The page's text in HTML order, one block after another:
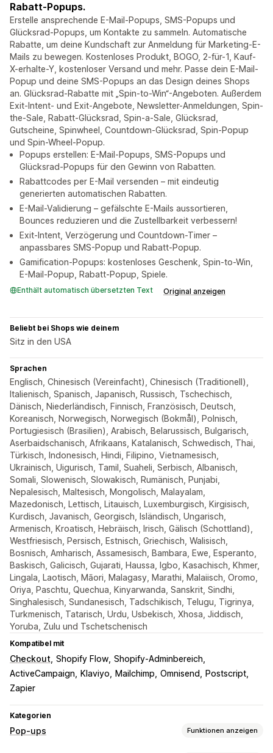
Rabatt-Popups.
Erstelle ansprechende E-Mail-Popups, SMS-Popups und
Glücksrad-Popups, um Kontakte zu sammeln. Automatische
Rabatte, um deine Kundschaft zur Anmeldung für Marketing-E-
Mails zu bewegen. Kostenloses Produkt, BOGO, 2-für-1, Kauf-
X-erhalte-Y, kostenloser Versand und mehr. Passe dein E-Mail-
Popup und deine SMS-Popups an das Design deines Shops
an. Glücksrad-Rabatte mit „Spin-to-Win“-Angeboten. Außerdem
Exit-Intent- und Exit-Angebote, Newsletter-Anmeldungen, Spin-
the-Sale, Rabatt-Glücksrad, Spin-a-Sale, Glücksrad,
Gutscheine, Spinwheel, Countdown-Glücksrad, Spin-Popup
und Spin-Wheel-Popup.
Popups erstellen: E-Mail-Popups, SMS-Popups und
Glücksrad-Popups für den Gewinn von Rabatten.
Rabattcodes per E-Mail versenden – mit eindeutig
generierten automatischen Rabatten.
E-Mail-Validierung – gefälschte E-Mails aussortieren,
Bounces reduzieren und die Zustellbarkeit verbessern!
Exit-Intent, Verzögerung und Countdown-Timer –
anpassbares SMS-Popup und Rabatt-Popup.
Gamification-Popups: kostenloses Geschenk, Spin-to-Win,
E-Mail-Popup, Rabatt-Popup, Spiele.
Enthält automatisch übersetzten Text Original anzeigen
Beliebt bei Shops wie deinem
Sitz in den USA
Sprachen
Englisch, Chinesisch (Vereinfacht), Chinesisch (Traditionell),
Italienisch, Spanisch, Japanisch, Russisch, Tschechisch,
Dänisch, Niederländisch, Finnisch, Französisch, Deutsch,
Koreanisch, Norwegisch, Norwegisch (Bokmål), Polnisch,
Portugiesisch (Brasilien), Arabisch, Belarussisch, Bulgarisch,
Aserbaidschanisch, Afrikaans, Katalanisch, Schwedisch, Thai,
Türkisch, Indonesisch, Hindi, Filipino, Vietnamesisch,
Ukrainisch, Uigurisch, Tamil, Suaheli, Serbisch, Albanisch,
Somali, Slowenisch, Slowakisch, Rumänisch, Punjabi,
Nepalesisch, Maltesisch, Mongolisch, Malayalam,
Mazedonisch, Lettisch, Litauisch, Luxemburgisch, Kirgisisch,
Kurdisch, Javanisch, Georgisch, Isländisch, Ungarisch,
Armenisch, Kroatisch, Hebräisch, Irisch, Gälisch (Schottland),
Westfriesisch, Persisch, Estnisch, Griechisch, Walisisch,
Bosnisch, Amharisch, Assamesisch, Bambara, Ewe, Esperanto,
Baskisch, Galicisch, Gujarati, Haussa, Igbo, Kasachisch, Khmer,
Lingala, Laotisch, Māori, Malagasy, Marathi, Malaiisch, Oromo,
Oriya, Paschtu, Quechua, Kinyarwanda, Sanskrit, Sindhi,
Singhalesisch, Sundanesisch, Tadschikisch, Telugu, Tigrinya,
Turkmenisch, Tatarisch, Urdu, Usbekisch, Xhosa, Jiddisch,
Yoruba, Zulu und Tschetschenisch
Kompatibel mit
Checkout Shopify Flow Shopify-Adminbereich
ActiveCampaign
Klaviyo Mailchimp Omnisend
Postscript
Zapier
Kategorien
Pop-ups Funktionen anzeigen